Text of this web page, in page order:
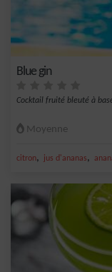
Blue gin
Cocktail fruité bleuté à
Moyenne
citron, jus d'ananas,